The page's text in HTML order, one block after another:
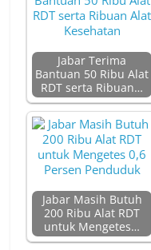
Jabar Terima
Bantuan 50 Ribu Alat
RDT serta Ribuan…
Jabar Masih Butuh
200 Ribu Alat RDT
untuk Mengetes…